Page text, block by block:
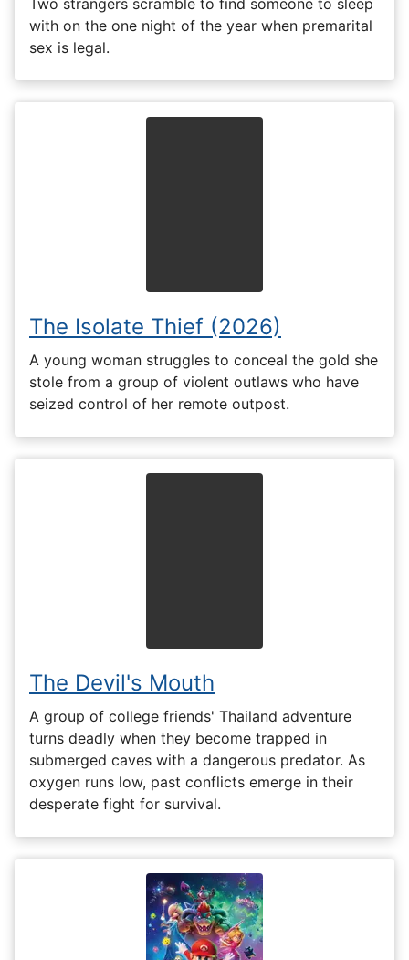
with on the one night of the year when premarital
sex is legal.
The Isolate Thief (2026)
A young woman struggles to conceal the gold she
stole from a group of violent outlaws who have
seized control of her remote outpost.
The Devil's Mouth
A group of college friends' Thailand adventure
turns deadly when they become trapped in
submerged caves with a dangerous predator. As
oxygen runs low, past conflicts emerge in their
desperate fight for survival.